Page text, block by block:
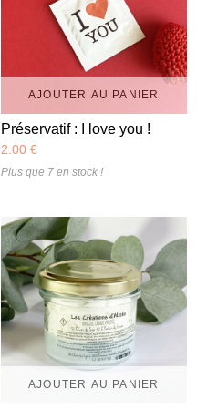
AJOUTER AU PANIER
Préservatif : I love you !
2.00 €
Plus que 7 en stock !
AJOUTER AU PANIER